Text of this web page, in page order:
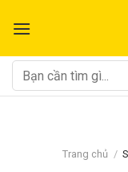
đến
dung
Tìm
kiếm:
Trang chủ /